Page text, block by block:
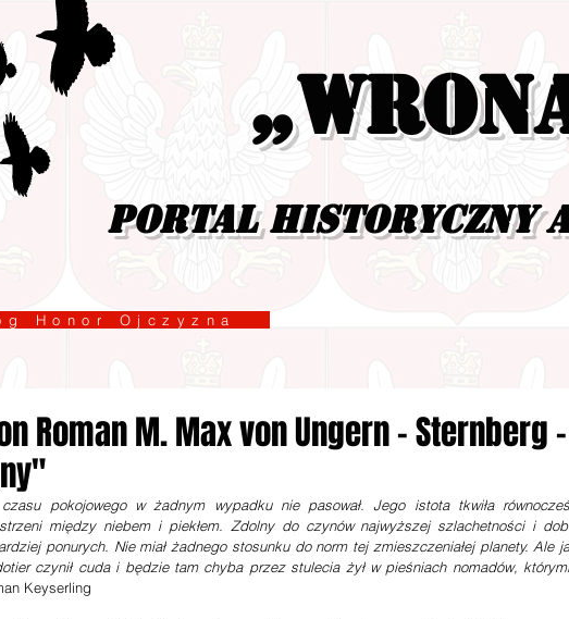
portal historyczny
Honor Ojczyzna
Roman M. Max von Ungern – Sternberg
pokojowego w żadnym wypadku nie pasował. Jego istota tkwiła
między niebem i piekłem. Zdolny do czynów najwyższej szlachetności i
ponurych. Nie miał żadnego stosunku do norm tej zmieszczeniałej planety. Ale
czynił cuda i będzie tam chyba przez stulecia żył w pieśniach nomadów,
Keyserling